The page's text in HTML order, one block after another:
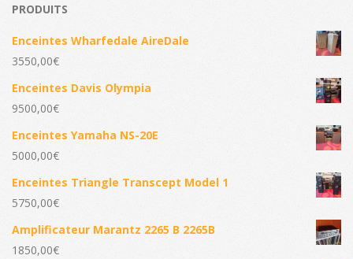
PRODUITS
Enceintes Wharfedale AireDale
3550,00€
Enceintes Davis Olympia
9500,00€
Enceintes Yamaha NS-20E
5000,00€
Enceintes Triangle Transcept Model 1
5750,00€
Amplificateur Marantz 2265 B 2265B
1850,00€